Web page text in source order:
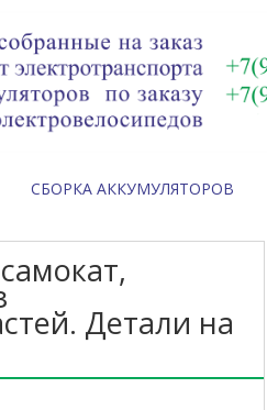
СБОРКА АККУМУЛЯТОРОВ
Детали на